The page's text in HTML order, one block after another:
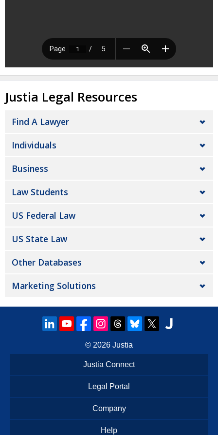
Justia Legal Resources
Find A Lawyer
Individuals
Business
Law Students
US Federal Law
US State Law
Other Databases
Marketing Solutions
© 2026 Justia
Justia Connect
Legal Portal
Company
Help